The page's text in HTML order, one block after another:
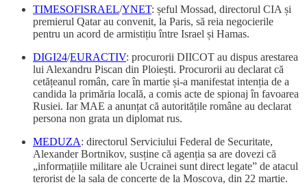
TIMESOFISRAEL/YNET: șeful Mossad, directorul CIA și
premierul Qatar au convenit, la Paris, să reia negocierile
pentru un acord de armistițiu între Israel și Hamas.
DIGI24/EURACTIV: procurorii DIICOT au dispus arestarea
lui Alexandru Piscan din Ploiești. Procurorii au declarat că
cetățeanul român, care în martie și-a manifestat intenția de a
candida la primăria locală, a comis acte de spionaj în favoarea
Rusiei. Iar MAE a anunțat că autoritățile române au declarat
persona non grata un diplomat rus.
MEDUZA: directorul Serviciului Federal de Securitate,
Alexander Bortnikov, susține că agenția sa are dovezi că
„informațiile militare ale Ucrainei sunt direct legate” de atacul
terorist de la sala de concerte de la Moscova, din 22 martie.